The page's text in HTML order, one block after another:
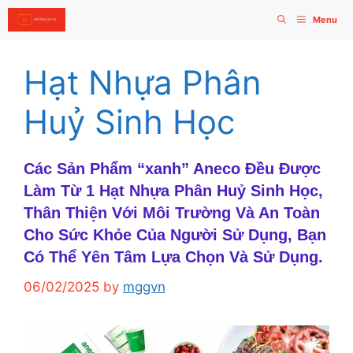
Skip
to
Menu
Hạt Nhựa Phân
Huỷ Sinh Học
Các Sản Phẩm “xanh” Aneco Đều Được
Làm Từ 1 Hạt Nhựa Phân Huỷ Sinh Học,
Thân Thiện Với Môi Trường Và An Toàn
Cho Sức Khỏe Của Người Sử Dụng, Bạn
Có Thể Yên Tâm Lựa Chọn Và Sử Dụng.
06/02/2025 by mggvn